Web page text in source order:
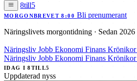
8till5
MORGONBREVET 8:00 Bli prenumerant
Näringslivets morgontidning · Sedan 2026
Näringsliv Jobb Ekonomi Finans Krönikor
Näringsliv Jobb Ekonomi Finans Krönikor
IDAG I 8TILL5
Uppdaterad nyss